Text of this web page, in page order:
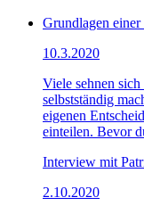
Grundlagen
10.3.2020
Viele sehnen
selbstständig
eigenen
einteilen. Bevor
Interview mit
2.10.2020